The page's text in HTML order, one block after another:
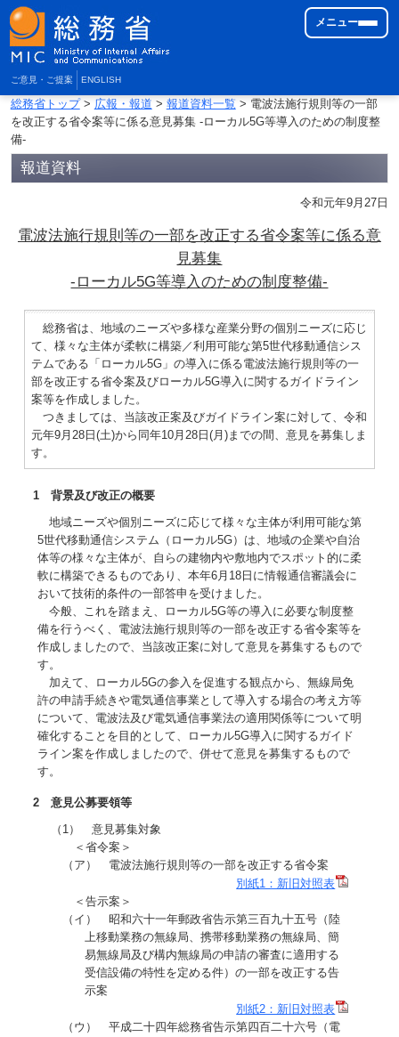
ご意見・ご提案 ENGLISH
メニュー
総務省トップ> 広報・報道 > 報道資料一覧> 電波法施行規則等の一部
を改正する省令案等に係る意見募集 -ローカル5G等導入のための制度整
備-
報道資料
令和元年9月27日
電波法施行規則等の一部を改正する省令案等に係る意
見募集
-ローカル5G等導入のための制度整備-
総務省は、地域のニーズや多様な産業分野の個別ニーズに応じ
て、様々な主体が柔軟に構築／利用可能な第5世代移動通信シス
テムである「ローカル5G」の導入に係る電波法施行規則等の一
部を改正する省令案及びローカル5G導入に関するガイドライン
案等を作成しました。
つきましては、当該改正案及びガイドライン案に対して、令和
元年9月28日(土)から同年10月28日(月)までの間、意見を募集しま
す。
1 背景及び改正の概要
地域ニーズや個別ニーズに応じて様々な主体が利用可能な第
5世代移動通信システム（ローカル5G）は、地域の企業や自治
体等の様々な主体が、自らの建物内や敷地内でスポット的に柔
軟に構築できるものであり、本年6月18日に情報通信審議会に
おいて技術的条件の一部答申を受けました。
今般、これを踏まえ、ローカル5G等の導入に必要な制度整
備を行うべく、電波法施行規則等の一部を改正する省令案等を
作成しましたので、当該改正案に対して意見を募集するもので
す。
加えて、ローカル5Gの参入を促進する観点から、無線局免
許の申請手続きや電気通信事業として導入する場合の考え方等
について、電波法及び電気通信事業法の適用関係等について明
確化することを目的として、ローカル5G導入に関するガイド
ライン案を作成しましたので、併せて意見を募集するもので
す。
2 意見公募要領等
（1） 意見募集対象
＜省令案＞
（ア） 電波法施行規則等の一部を改正する省令案
別紙1：新旧対照表
＜告示案＞
（イ） 昭和六十一年郵政省告示第三百九十五号（陸
上移動業務の無線局、携帯移動業務の無線局、簡
易無線局及び構内無線局の申請の審査に適用する
受信設備の特性を定める件）の一部を改正する告
示案
別紙2：新旧対照表
（ウ） 平成二十四年総務省告示第四百二十六号（電